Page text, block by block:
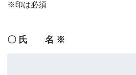
※印は必須
〇 氏 名 ※